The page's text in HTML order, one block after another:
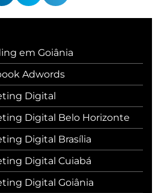
em Goiânia
Adwords
Digital
Digital Belo Horizonte
Digital Brasília
Digital Cuiabá
Digital Goiânia